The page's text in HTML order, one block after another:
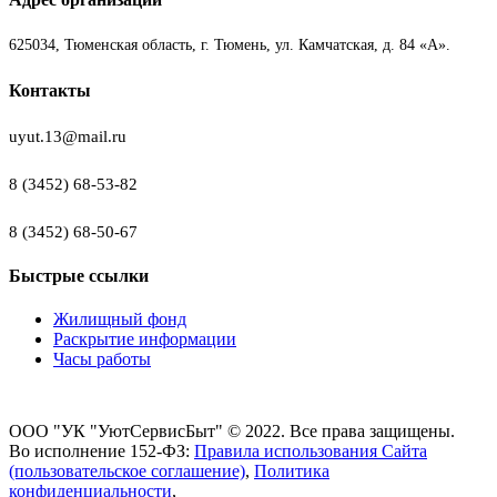
625034, Тюменская область, г. Тюмень, ул. Камчатская, д. 84 «А».
Контакты
uyut.13@mail.ru
8 (3452) 68-53-82
8 (3452) 68-50-67
Быстрые ссылки
Жилищный фонд
Раскрытие информации
Часы работы
ООО "УК "УютСервисБыт" © 2022. Все права защищены.
Во исполнение 152-ФЗ: Правила использования Сайта
(пользовательское соглашение), Политика
конфиденциальности,